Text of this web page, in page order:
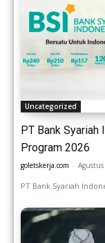
Uncategorized
PT Bank
Program 2026
goletskerja.com -
PT Bank Syariah